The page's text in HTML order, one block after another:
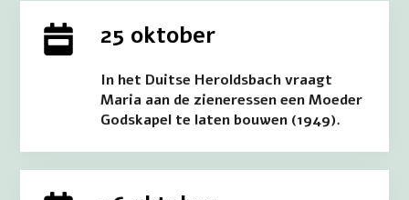
25 oktober
In het Duitse Heroldsbach vraagt
Maria aan de zieneressen een Moeder
Godskapel te laten bouwen (1949).